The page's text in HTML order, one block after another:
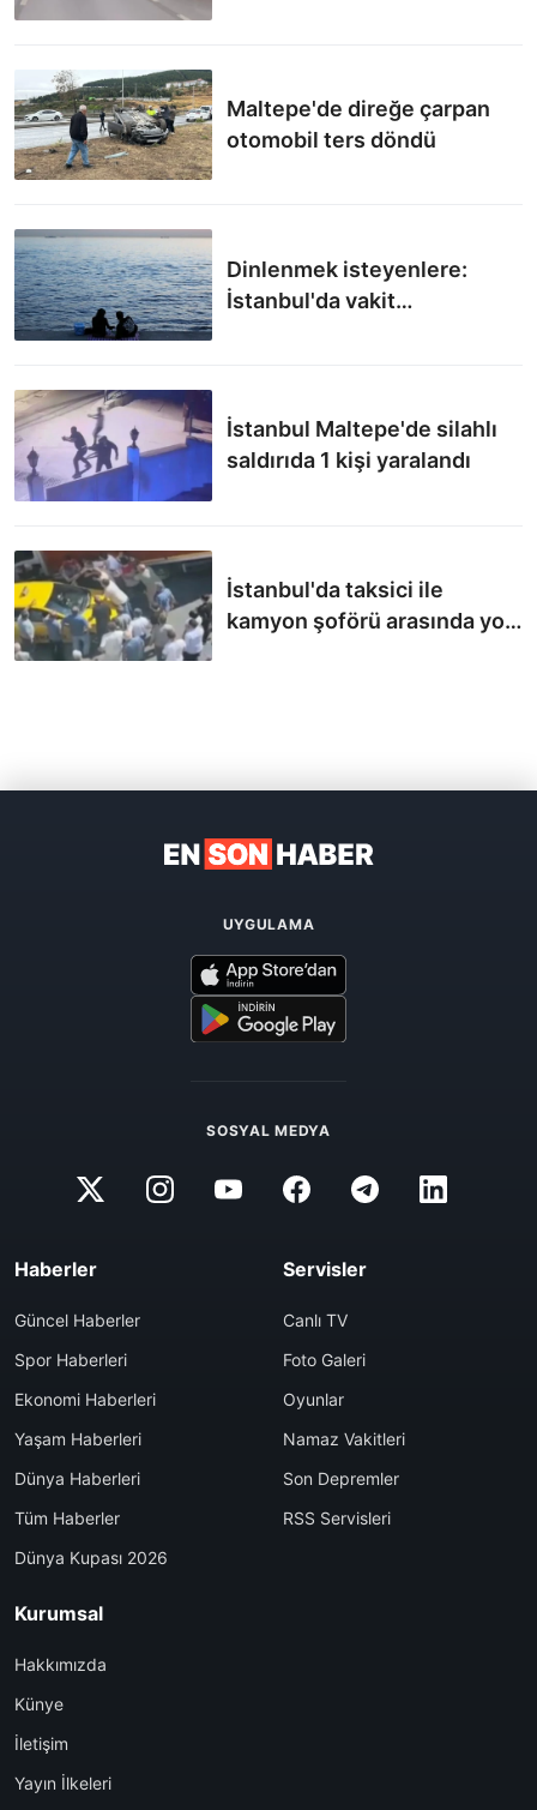
Maltepe'de direğe çarpan
otomobil ters döndü
Dinlenmek isteyenlere:
İstanbul'da vakit
İstanbul Maltepe'de silahlı
saldırıda 1 kişi yaralandı
İstanbul'da taksici ile
kamyon şoförü arasında yol
UYGULAMA
SOSYAL MEDYA
Haberler
Güncel Haberler
Spor Haberleri
Ekonomi Haberleri
Yaşam Haberleri
Dünya Haberleri
Tüm Haberler
Dünya Kupası 2026
Servisler
Canlı TV
Foto Galeri
Oyunlar
Namaz Vakitleri
Son Depremler
RSS Servisleri
Kurumsal
Hakkımızda
Künye
İletişim
Yayın İlkeleri